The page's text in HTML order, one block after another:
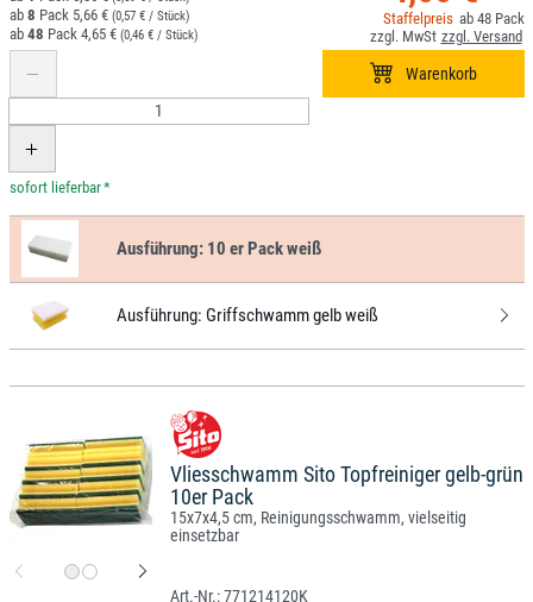
48
8 5,66 € (0,57 € / Stück)
48 4,65 € (0,46 € / Stück)
*
Ausführung: 10 er Pack weiß
Ausführung: Griffschwamm gelb weiß
Vliesschwamm Sito Topfreiniger gelb-grün
10er Pack
15x7x4,5 cm, Reinigungsschwamm, vielseitig
einsetzbar
771214120K